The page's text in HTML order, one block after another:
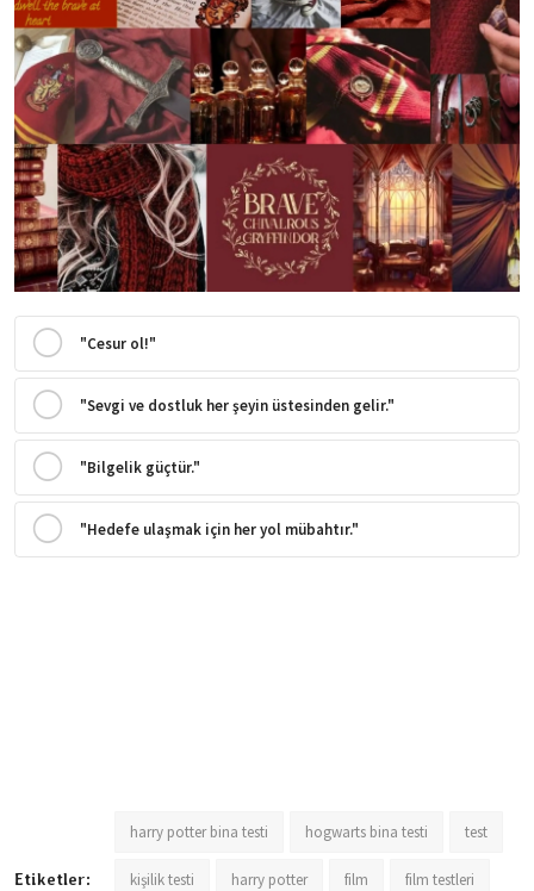
"Cesur ol!"
"Sevgi ve dostluk her şeyin üstesinden gelir."
"Bilgelik güçtür."
"Hedefe ulaşmak için her yol mübahtır."
Etiketler:
harry potter bina testi hogwarts bina testi test
kişilik testi harry potter film film testleri